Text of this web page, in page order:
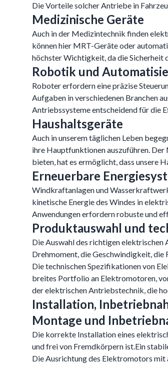
Die Vorteile solcher Antriebe in
Medizinische Geräte
Auch in der Medizintechnik finden
können hier MRT-Geräte oder
höchster Wichtigkeit, da die Sicherheit
Robotik und
Roboter erfordern eine präzise
Aufgaben in verschiedenen Branchen
Antriebssysteme entscheidend für die
Haushaltsgeräte
Auch in unserem täglichen Leben
ihre Hauptfunktionen auszuführen.
bieten, hat es ermöglicht, dass unsere
Erneuerbare
Windkraftanlagen und
kinetische Energie des Windes in
Anwendungen erfordern robuste und
Produktauswahl und
Die Auswahl des richtigen elektrischen
Drehmoment, die Geschwindigkeit,
Die technischen Spezifikationen von
breites Portfolio an Elektromotoren,
der elektrischen Antriebstechnik, die
Installation,
Montage und
Die korrekte Installation eines
und frei von Fremdkörpern ist.Ein
Die Ausrichtung des Elektromotors mit